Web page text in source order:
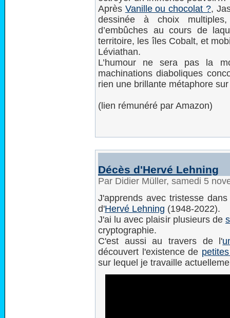
Après Vanille ou chocolat ?,
dessinée à choix
d’embûches au cours de
territoire, les îles Cobalt, et
Léviathan.
L’humour ne sera pas la
machinations diaboliques
rien une brillante métaphore
(lien rémunéré par Amazon)
Décès d'Hervé Lehning
Par Didier Müller, samedi 5
J'apprends avec tristesse
d'Hervé Lehning (1948-2022).
J'ai lu avec plaisir plusieurs de
cryptographie.
C'est aussi au travers de l'
découvert l'existence de
sur lequel je travaille